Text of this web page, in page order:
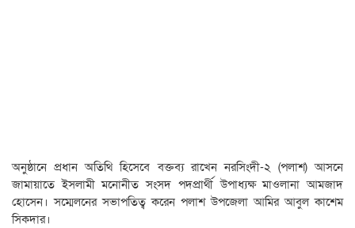
অনুষ্ঠানে প্রধান অতিথি হিসেবে বক্তব্য রাখেন নরসিংদী-২ (পলাশ) আসনে
জামায়াতে ইসলামী মনোনীত সংসদ পদপ্রার্থী উপাধ্যক্ষ মাওলানা আমজাদ
হোসেন। সম্মেলনের সভাপতিত্ব করেন পলাশ উপজেলা আমির আবুল কাশেম
সিকদার।